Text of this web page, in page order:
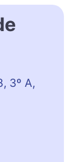
3º A,